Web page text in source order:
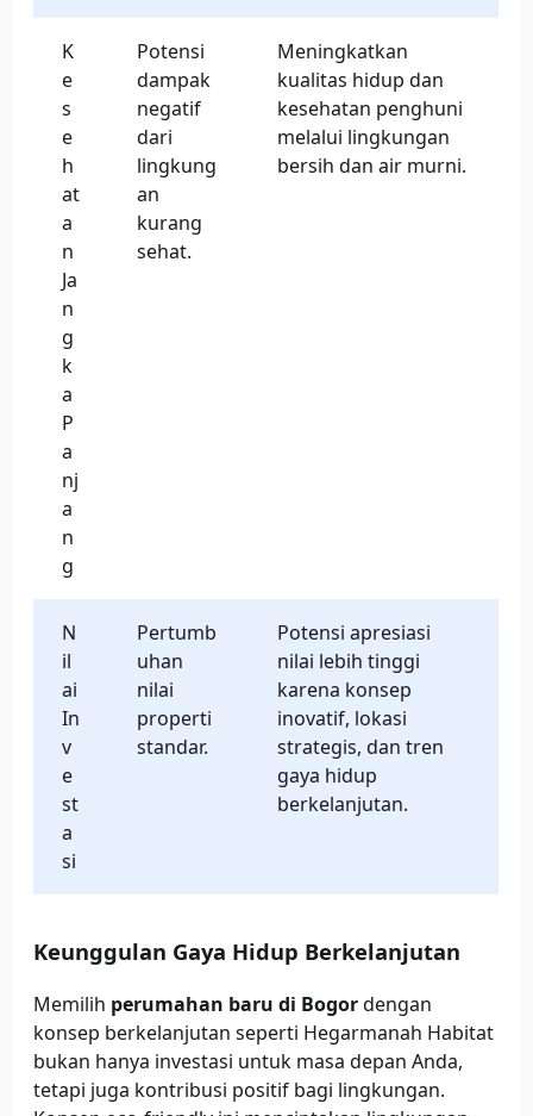
K
e
s
e
h
at
a
n
Ja
n
g
k
a
P
a
nj
a
n
g
Potensi
dampak
negatif
dari
lingkung
an
kurang
sehat.
Meningkatkan
kualitas hidup dan
kesehatan penghuni
melalui lingkungan
bersih dan air murni.
N
il
ai
In
v
e
st
a
si
Pertumb
uhan
nilai
properti
standar.
Potensi apresiasi
nilai lebih tinggi
karena konsep
inovatif, lokasi
strategis, dan tren
gaya hidup
berkelanjutan.
Keunggulan Gaya Hidup Berkelanjutan
Memilih perumahan baru di Bogordengan
konsep berkelanjutan seperti Hegarmanah Habitat
bukan hanya investasi untuk masa depan Anda,
tetapi juga kontribusi positif bagi lingkungan.